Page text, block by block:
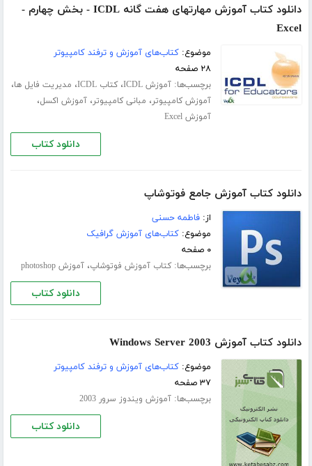
دانلود کتاب آموزش مهارتهای هفت گانه ICDL - بخش چهارم -
Excel
موضوع:کتاب‌های آموزش و ترفند کامپیوتر
۲۸ صفحه
برچسب‌ها:آموزش ICDL ،کتاب ICDL ، مدیریت فایل ها،
آموزش کامپیوتر، مبانی کامپیوتر،آموزش اکسل،
آموزش Excel
دانلود کتاب
دانلود کتاب آموزش جامع فوتوشاپ
از:فاطمه حسنی
موضوع:کتاب‌های آموزش گرافیک
۰ صفحه
برچسب‌ها:کتاب آموزش فوتوشاپ،آموزش photoshop
دانلود کتاب
دانلود کتاب آموزش Windows Server 2003
موضوع:کتاب‌های آموزش و ترفند کامپیوتر
۳۷ صفحه
برچسب‌ها:آموزش ویندوز سرور 2003
دانلود کتاب